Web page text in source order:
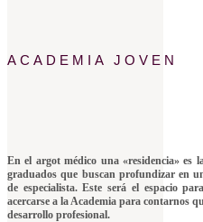
ACADEMIA JOVEN
En el argot médico una «residencia» es
graduados que buscan profundizar en
de especialista. Este será el espacio
acercarse a la Academia para contarnos
desarrollo profesional.